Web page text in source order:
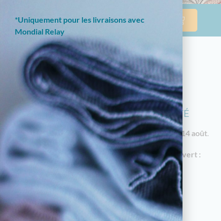
NOTRE BOUTIQUE EN LIGNE EST
ACTUELLEMENT EN CONGÉS D'ÉTÉ
Les commandes reprendront à partir duvendredi 14 août
En attendant, notre magasin à Limoges reste ouvert :
18 av. Garibaldi, 87000 Limoges
Horaires d'été : du mardi au samedi de 10h à
05.55.79.22.49
*Uniquement pour les livraisons avec
Mondial Relay